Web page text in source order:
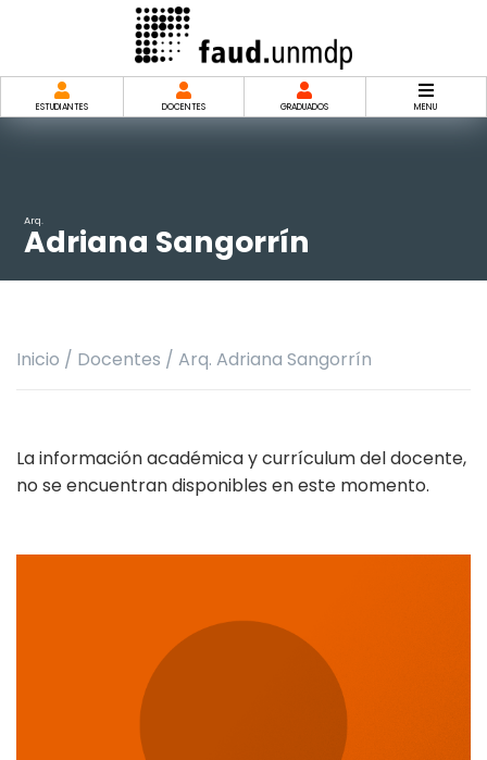
ESTUDIANTES DOCENTES GRADUADOS MENU
Arq.
Adriana Sangorrín
Inicio / Docentes / Arq. Adriana Sangorrín
La información académica y currículum del docente,
no se encuentran disponibles en este momento.